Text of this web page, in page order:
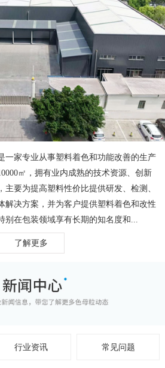
一家专业从事塑料着色和功能改善的生产
㎡，拥有业内成熟的技术资源、创新
主要为提高塑料性价比提供研发、检测、
解决方案，并为客户提供塑料着色和改性
别在包装领域享有长期的知名度和...
了解更多
行业资讯 常见问题